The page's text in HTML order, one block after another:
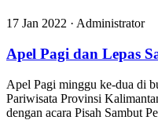
17 Jan 2022 · Administrator
Apel Pagi dan Lepas
Apel Pagi minggu ke-dua di
Pariwisata Provinsi
dengan acara Pisah Sambut